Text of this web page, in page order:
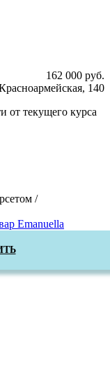
162 000 руб.
140
от текущего курса
/
Emanuella